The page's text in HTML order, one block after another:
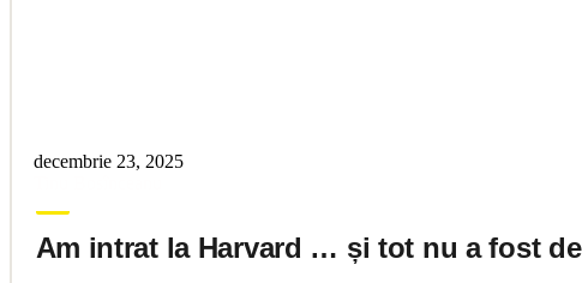
decembrie 23, 2025
Am intrat la Harvard … și tot nu a fost